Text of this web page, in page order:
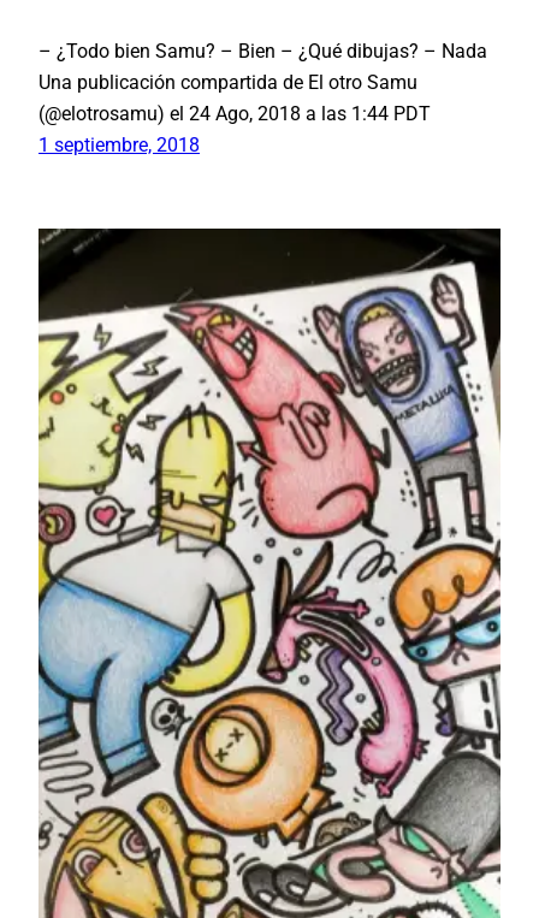
– ¿Todo bien Samu? – Bien – ¿Qué dibujas? – Nada
Una publicación compartida de El otro Samu
(@elotrosamu) el 24 Ago, 2018 a las 1:44 PDT
1 septiembre, 2018